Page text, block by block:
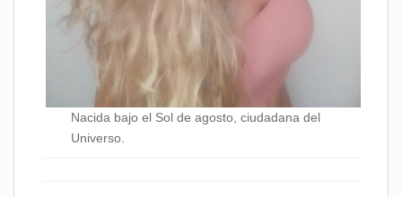
Nacida bajo el Sol de agosto, ciudadana del
Universo.